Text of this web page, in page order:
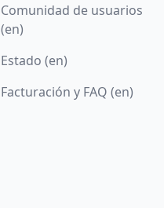
Comunidad de usuarios
(en)
Estado (en)
Facturación y FAQ (en)